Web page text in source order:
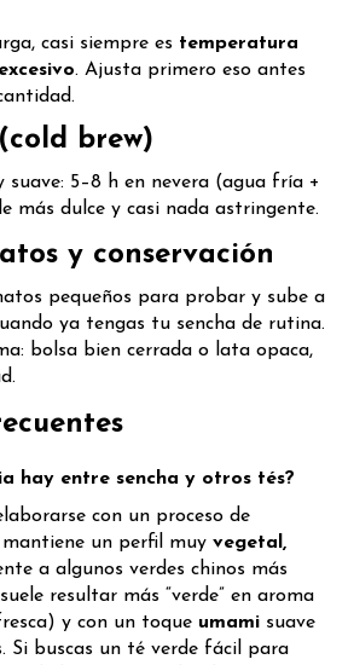
casi siempre es temperatura
. Ajusta primero eso antes
brew)
suave: 5–8 h en nevera (agua fría +
más dulce y casi nada astringente.
y conservación
pequeños para probar y sube a
ya tengas tu sencha de rutina.
bolsa bien cerrada o lata opaca,
hay entre sencha y otros tés?
con un proceso de
mantiene un perfil muy vegetal,
a algunos verdes chinos más
resultar más “verde” en aroma
y con un toque umami suave
Si buscas un té verde fácil para